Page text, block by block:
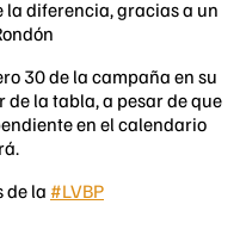
la diferencia, gracias a un
30 de la campaña en su
la tabla, a pesar de que
en el calendario
de la #LVBP